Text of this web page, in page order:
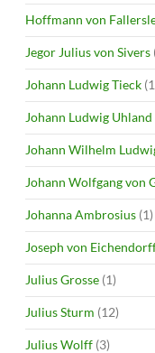
Hoffmann von
Jegor Julius von Sivers
Johann Ludwig Tieck
Johann Ludwig Uhland
Johann Wilhelm
Johann Wolfgang von
Johanna Ambrosius (1)
Joseph von
Julius Grosse (1)
Julius Sturm (12)
Julius Wolff (3)